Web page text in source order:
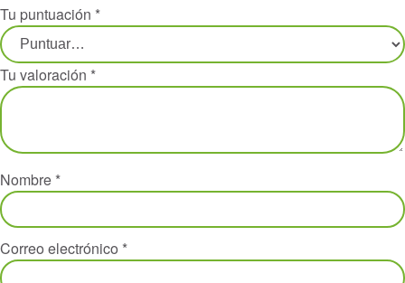
Tu puntuación *
Tu valoración *
Nombre *
Correo electrónico *